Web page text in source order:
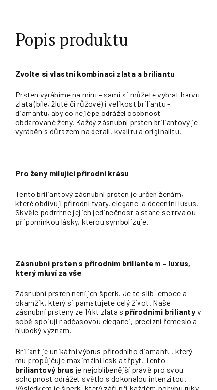
Popis produktu
Zvolte si vlastní kombinaci zlata a briliantu
Prsten vyrábíme na míru – sami si můžete vybrat barvu
zlata (bílé, žluté či růžové) i velikost briliantu -
diamantu, aby co nejlépe odrážel osobnost
obdarované ženy. Každý zásnubní prsten briliantový je
vyráběn s důrazem na detail, kvalitu a originalitu.
Pro ženy milující přírodní krásu
Tento briliantový zásnubní prsten je určen ženám,
které obdivují přírodní tvary, eleganci a decentní luxus.
Skvěle podtrhne jejich jedinečnost a stane se trvalou
připomínkou lásky, kterou symbolizuje.
Zásnubní prsten s přírodním briliantem – luxus,
který mluví za vše
Zásnubní prsten není jen šperk. Je to slib, emoce a
okamžik, který si pamatujete celý život. Naše
zásnubní prsteny ze 14kt zlata s přírodními brilianty v
sobě spojují nadčasovou eleganci, precizní řemeslo a
hluboký význam.
Briliant je unikátní výbrus přírodního diamantu, který
mu propůjčuje maximální lesk a třpyt. Tento
briliantový brus je nejoblíbenější právě pro svou
schopnost odrážet světlo s dokonalou intenzitou.
Výsledkem je šperk, který září při každém pohybu ruky